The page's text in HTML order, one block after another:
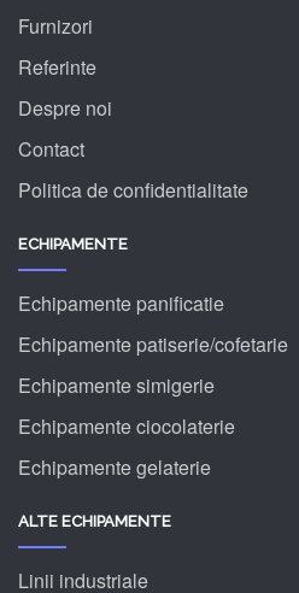
Furnizori
Referinte
Despre noi
Contact
Politica de confidentialitate
ECHIPAMENTE
Echipamente panificatie
Echipamente patiserie/cofetarie
Echipamente simigerie
Echipamente ciocolaterie
Echipamente gelaterie
ALTE ECHIPAMENTE
Linii industriale